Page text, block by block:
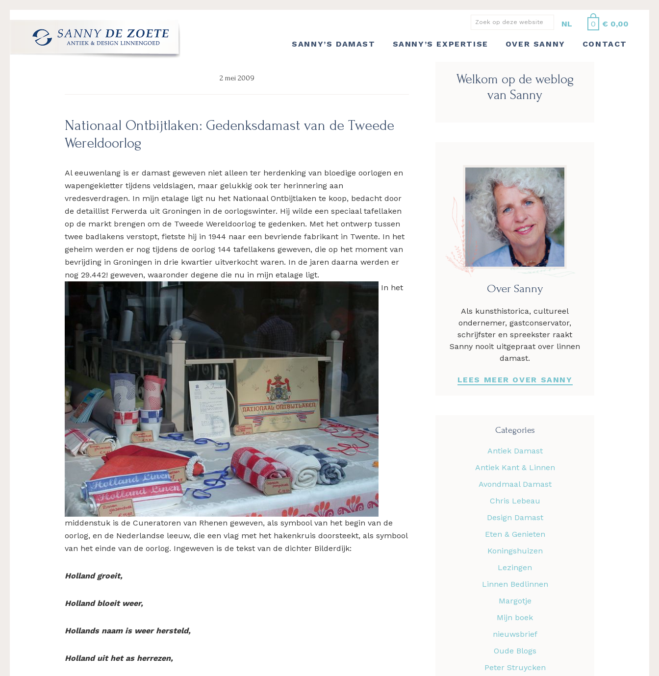
hoofdnavigatie
hoofd
eerste
voettekst
0 € 0,00
Zoek
deze
NL
SANNY’S DAMAST SANNY’S EXPERTISE OVER SANNY CONTACT
Nationaal Ontbijtlaken: Gedenksdamast van de Tweede
Wereldoorlog
2 mei 2009
Al eeuwenlang is er damast geweven niet alleen ter herdenking van bloedige oorlogen en
wapengekletter tijdens veldslagen, maar gelukkig ook ter herinnering aan
vredesverdragen. In mijn etalage ligt nu het Nationaal Ontbijtlaken te koop, bedacht door
de detaillist Ferwerda uit Groningen in de oorlogswinter. Hij wilde een speciaal tafellaken
op de markt brengen om de Tweede Wereldoorlog te gedenken. Met het ontwerp tussen
twee badlakens verstopt, fietste hij in 1944 naar een bevriende fabrikant in Twente. In het
geheim werden er nog tijdens de oorlog 144 tafellakens geweven, die op het moment van
bevrijding in Groningen in drie kwartier uitverkocht waren. In de jaren daarna werden er
nog 29.442! geweven, waaronder degene die nu in mijn etalage ligt.
In het
middenstuk is de Cuneratoren van Rhenen geweven, als symbool van het begin van de
oorlog, en de Nederlandse leeuw, die een vlag met het hakenkruis doorsteekt, als symbool
van het einde van de oorlog. Ingeweven is de tekst van de dichter Bilderdijk:
Holland groeit,
Holland bloeit weer,
Hollands naam is weer hersteld,
Holland uit het as herrezen,
Sidebar
Welkom op de weblog
van Sanny
Over Sanny
Als kunsthistorica, cultureel
ondernemer, gastconservator,
schrijfster en spreekster raakt
Sanny nooit uitgepraat over linnen
damast.
LEES MEER OVER SANNY
Categories
Antiek Damast
Antiek Kant & Linnen
Avondmaal Damast
Chris Lebeau
Design Damast
Eten & Genieten
Koningshuizen
Lezingen
Linnen Bedlinnen
Margotje
Mijn boek
nieuwsbrief
Oude Blogs
Peter Struycken